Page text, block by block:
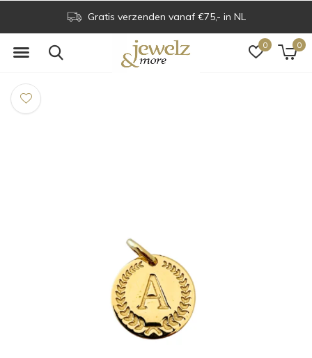
0 0
Gratis verzenden vanaf €75,- in NL